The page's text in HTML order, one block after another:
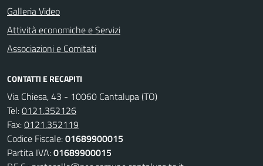
Galleria Video
Attività economiche e Servizi
Associazioni e Comitati
CONTATTI E RECAPITI
Via Chiesa, 43 - 10060 Cantalupa (TO)
Tel:0121.352126
Fax:0121.352119
Codice Fiscale:01689900015
Partita IVA:01689900015